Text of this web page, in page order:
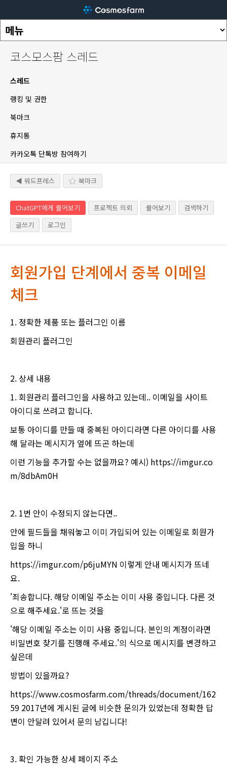
코스모스팜 스레드
스레드
랭킹 및 권한
북마크
휴지통
카카오톡 단톡방 참여하기
◀ 워드프레스 북마크
ChatGPT에게 물어보기 프로젝트 의뢰 물어보기
검색하기
글쓰기
로그인
회원가입 단계에서 중복 이메일
체크
1. 정확한 제품 또는 플러그인 이름
회원관리 플러그인
2. 상세 내용
1. 회원관리 플러그인을 사용하고 있는데.. 이메일을 사이트
아이디로 쓰려고 합니다.
보통 아이디를 만들 때 중복된 아이디라면 다른 아이디를 사용
해 달라는 메시지가 옆에 뜨곤 하는데
이런 기능을 추가할 수는 없을까요? 예시) https://imgur.co
m/8dbAm0H
2. 1번 안이 수정되지 않는다면..
안에 필드들을 채워놓고 이미 가입되어 있는 이메일로 회원가
입을 하니
https://imgur.com/p6juMYN 이렇게 안내 메시지가 뜨네
요.
'죄송합니다. 해당 이메일 주소는 이미 사용 중입니다. 다른 것
으로 해주세요.'로 뜨는 것을
'해당 이메일 주소는 이미 사용 중입니다. 본인의 계정이라면
비밀번호 찾기를 진행해 주세요.'의 식으로 메시지를 변경하고
싶은데
방법이 있을까요?
https://www.cosmosfarm.com/threads/document/162
59 2017년에 게시된 글에 비슷한 문의가 있었는데 정확한 답
변이 안달려 있어서 문의 남깁니다!
3. 확인 가능한 상세 페이지 주소